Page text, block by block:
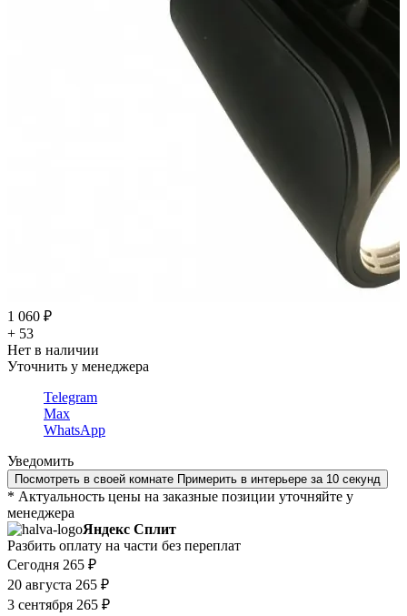
1 060 ₽
+ 53
Нет в наличии
Уточнить у менеджера
Telegram
Max
WhatsApp
Уведомить
Посмотреть в своей комнате Примерить в интерьере за 10 секунд
* Актуальность цены на заказные позиции уточняйте у
менеджера
Яндекс Сплит
Разбить оплату на части без переплат
Сегодня 265 ₽
20 августа 265 ₽
3 сентября 265 ₽